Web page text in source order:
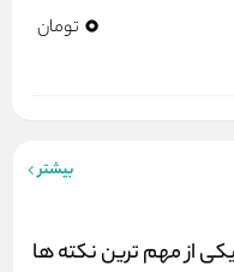
0 تومان
بیشتر
از مهم ترین نکته ها